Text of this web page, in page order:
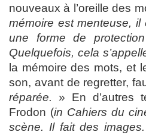
nouveaux à l’oreille des
mémoire est menteuse,
une forme de
Quelquefois, cela
la mémoire des mots, et
son, avant de regretter,
réparée. » En d’autres
Frodon (in Cahiers du
scène. Il fait des